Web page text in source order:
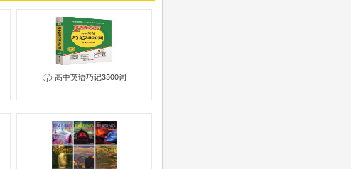
高中英语巧记3500词